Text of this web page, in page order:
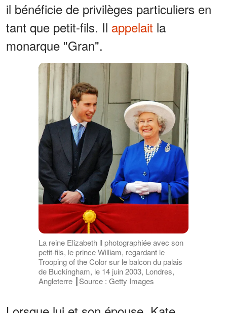
il bénéficie de privilèges particuliers en
tant que petit-fils. Il appelait la
monarque "Gran".
La reine Elizabeth ll photographiée avec son
petit-fils, le prince William, regardant le
Trooping of the Color sur le balcon du palais
de Buckingham, le 14 juin 2003, Londres,
Angleterre ┃Source : Getty Images